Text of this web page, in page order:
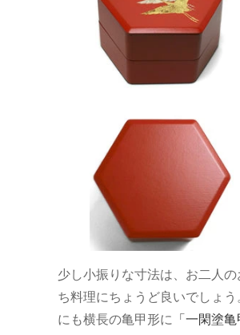
少し小振りな寸法は、お二人の
ち料理にちょうど良いでしょう
にも横長の亀甲形に
「一閑塗